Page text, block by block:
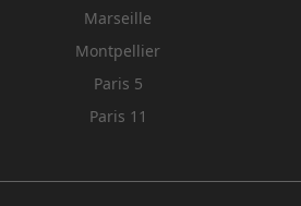
Marseille
Montpellier
Paris 5
Paris 11